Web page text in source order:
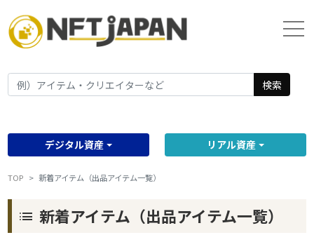
検索
デジタル資産 リアル資産
TOP 新着アイテム（出品アイテム一覧）
list 新着アイテム（出品アイテム一覧）